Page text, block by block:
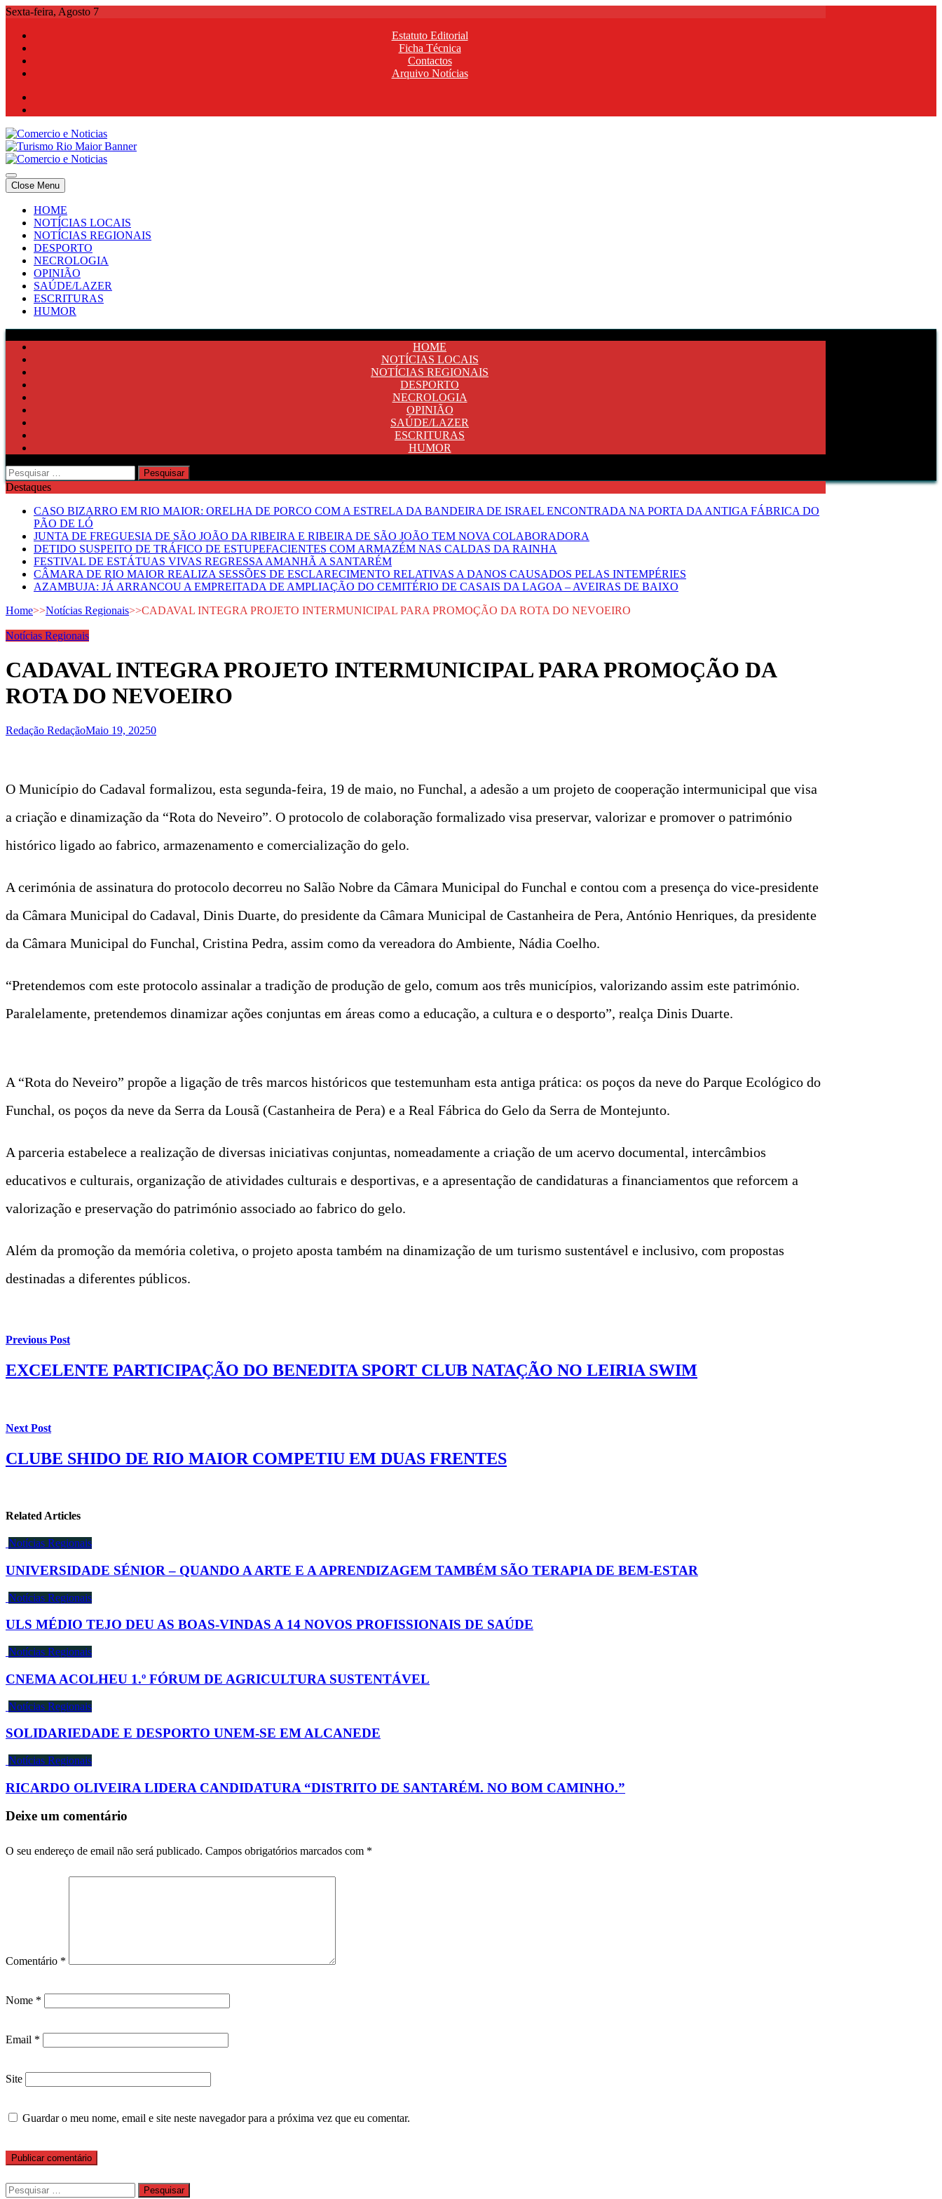
Skip
content
Sexta-feira, Agosto 7
Estatuto Editorial
Ficha Técnica
Contactos
Arquivo Notícias
Comercio e Noticias
Notícias e Publicidade Online
Comercio e Noticias
Notícias e Publicidade Online
Close Menu
HOME
NOTÍCIAS LOCAIS
NOTÍCIAS REGIONAIS
DESPORTO
NECROLOGIA
OPINIÃO
SAÚDE/LAZER
ESCRITURAS
HUMOR
HOME
NOTÍCIAS LOCAIS
NOTÍCIAS REGIONAIS
DESPORTO
NECROLOGIA
OPINIÃO
SAÚDE/LAZER
ESCRITURAS
HUMOR
Pesquisar
por:
Destaques
CASO BIZARRO EM RIO MAIOR: ORELHA DE PORCO COM A ESTRELA DA BANDEIRA DE ISRAEL ENCONTRADA NA PORTA DA ANTIGA FÁBRICA DO
PÃO DE LÓ
JUNTA DE FREGUESIA DE SÃO JOÃO DA RIBEIRA E RIBEIRA DE SÃO JOÃO TEM NOVA COLABORADORA
DETIDO SUSPEITO DE TRÁFICO DE ESTUPEFACIENTES COM ARMAZÉM NAS CALDAS DA RAINHA
FESTIVAL DE ESTÁTUAS VIVAS REGRESSA AMANHÃ A SANTARÉM
CÂMARA DE RIO MAIOR REALIZA SESSÕES DE ESCLARECIMENTO RELATIVAS A DANOS CAUSADOS PELAS INTEMPÉRIES
AZAMBUJA: JÁ ARRANCOU A EMPREITADA DE AMPLIAÇÃO DO CEMITÉRIO DE CASAIS DA LAGOA – AVEIRAS DE BAIXO
Home>>Notícias Regionais>>CADAVAL INTEGRA PROJETO INTERMUNICIPAL PARA PROMOÇÃO DA ROTA DO NEVOEIRO
Notícias Regionais
CADAVAL INTEGRA PROJETO INTERMUNICIPAL PARA PROMOÇÃO DA
ROTA DO NEVOEIRO
Redação RedaçãoMaio 19, 20250
O Município do Cadaval formalizou, esta segunda-feira, 19 de maio, no Funchal, a adesão a um projeto de cooperação intermunicipal que visa
a criação e dinamização da “Rota do Neveiro”. O protocolo de colaboração formalizado visa preservar, valorizar e promover o património
histórico ligado ao fabrico, armazenamento e comercialização do gelo.
A cerimónia de assinatura do protocolo decorreu no Salão Nobre da Câmara Municipal do Funchal e contou com a presença do vice-presidente
da Câmara Municipal do Cadaval, Dinis Duarte, do presidente da Câmara Municipal de Castanheira de Pera, António Henriques, da presidente
da Câmara Municipal do Funchal, Cristina Pedra, assim como da vereadora do Ambiente, Nádia Coelho.
“Pretendemos com este protocolo assinalar a tradição de produção de gelo, comum aos três municípios, valorizando assim este património.
Paralelamente, pretendemos dinamizar ações conjuntas em áreas como a educação, a cultura e o desporto”, realça Dinis Duarte.
A “Rota do Neveiro” propõe a ligação de três marcos históricos que testemunham esta antiga prática: os poços da neve do Parque Ecológico do
Funchal, os poços da neve da Serra da Lousã (Castanheira de Pera) e a Real Fábrica do Gelo da Serra de Montejunto.
A parceria estabelece a realização de diversas iniciativas conjuntas, nomeadamente a criação de um acervo documental, intercâmbios
educativos e culturais, organização de atividades culturais e desportivas, e a apresentação de candidaturas a financiamentos que reforcem a
valorização e preservação do património associado ao fabrico do gelo.
Além da promoção da memória coletiva, o projeto aposta também na dinamização de um turismo sustentável e inclusivo, com propostas
destinadas a diferentes públicos.
Previous Post
EXCELENTE PARTICIPAÇÃO DO BENEDITA SPORT CLUB NATAÇÃO NO LEIRIA SWIM
Next Post
CLUBE SHIDO DE RIO MAIOR COMPETIU EM DUAS FRENTES
Related Articles
Notícias Regionais
UNIVERSIDADE SÉNIOR – QUANDO A ARTE E A APRENDIZAGEM TAMBÉM SÃO TERAPIA DE BEM-ESTAR
Notícias Regionais
ULS MÉDIO TEJO DEU AS BOAS-VINDAS A 14 NOVOS PROFISSIONAIS DE SAÚDE
Notícias Regionais
CNEMA ACOLHEU 1.º FÓRUM DE AGRICULTURA SUSTENTÁVEL
Notícias Regionais
SOLIDARIEDADE E DESPORTO UNEM-SE EM ALCANEDE
Notícias Regionais
RICARDO OLIVEIRA LIDERA CANDIDATURA “DISTRITO DE SANTARÉM. NO BOM CAMINHO.”
Deixe um comentário
O seu endereço de email não será publicado. Campos obrigatórios marcados com *
Comentário *
Nome *
Email *
Site
Guardar o meu nome, email e site neste navegador para a próxima vez que eu comentar.
Pesquisar